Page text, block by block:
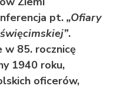
pt. „Ofiary
.
w 85. rocznicę
1940 roku,
oficerów,